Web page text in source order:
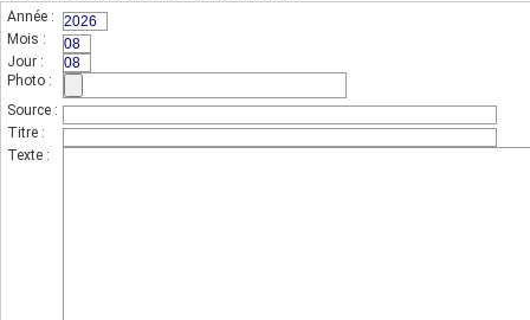
Année :
Mois :
Jour :
Photo :
Source :
Titre :
Texte :